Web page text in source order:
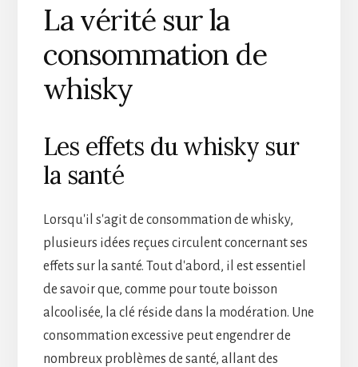
La vérité sur la
consommation de
whisky
Les effets du whisky sur
la santé
Lorsqu'il s'agit de consommation de whisky,
plusieurs idées reçues circulent concernant ses
effets sur la santé. Tout d'abord, il est essentiel
de savoir que, comme pour toute boisson
alcoolisée, la clé réside dans la modération. Une
consommation excessive peut engendrer de
nombreux problèmes de santé, allant des